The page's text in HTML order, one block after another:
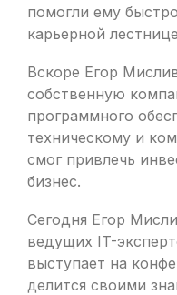
помогли ему
карьерной
Вскоре Егор
собственную
программного
техническому и
смог привлечь
бизнес.
Сегодня Егор
ведущих IT-
выступает на
делится своими